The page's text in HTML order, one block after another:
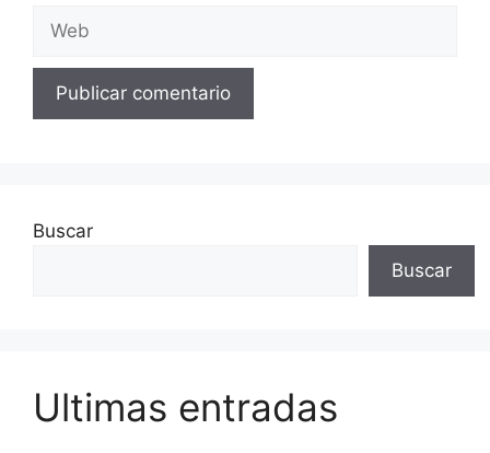
Web
Buscar
Buscar
Ultimas entradas